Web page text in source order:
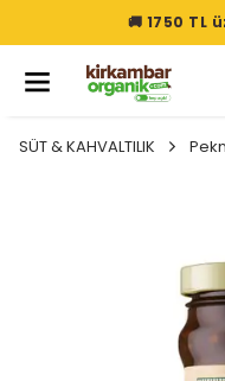
🚚 1750 TL
SÜT & KAHVALTILIK